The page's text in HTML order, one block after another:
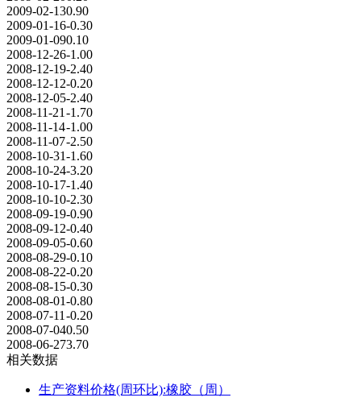
2009-02-130.90
2009-01-16-0.30
2009-01-090.10
2008-12-26-1.00
2008-12-19-2.40
2008-12-12-0.20
2008-12-05-2.40
2008-11-21 -1.70
2008-11-14-1.00
2008-11-07-2.50
2008-10-31-1.60
2008-10-24-3.20
2008-10-17-1.40
2008-10-10-2.30
2008-09-19-0.90
2008-09-12-0.40
2008-09-05-0.60
2008-08-29-0.10
2008-08-22-0.20
2008-08-15-0.30
2008-08-01-0.80
2008-07-11 -0.20
2008-07-040.50
2008-06-273.70
相关数据
生产资料价格(周环比):橡胶（周）